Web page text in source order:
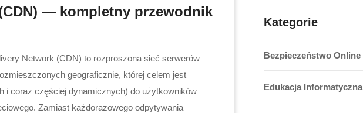
— kompletny przewodnik
Network (CDN) to rozproszona sieć serwerów
geograficznie, której celem jest
i coraz częściej dynamicznych) do użytkowników
Zamiast każdorazowego odpytywania
Kategorie
Bezpieczeństwo Online
Edukacja Informatyczna